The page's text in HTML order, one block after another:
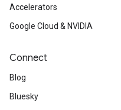
Accelerators
Google Cloud & NVIDIA
Connect
Blog
Bluesky